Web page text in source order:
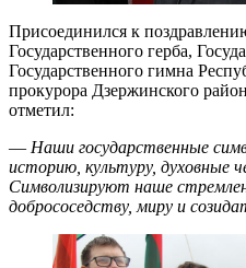
Присоединился к
Государственного герба,
Государственного гимна
прокурора Дзержинского район
отметил:
— Наши государственные
историю, культуру, духовные
Символизируют наше
добрососедству, миру и